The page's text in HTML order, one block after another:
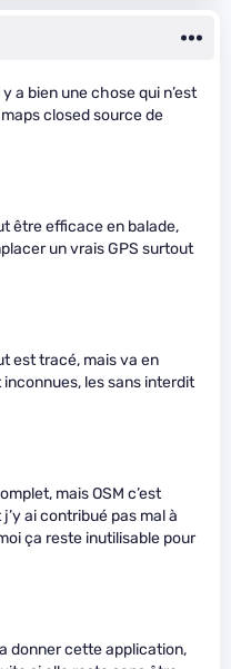
a bien une chose qui n’est
closed source de
être efficace en balade,
un vrais GPS surtout
est tracé, mais va en
les sans interdit
mais OSM c’est
ai contribué pas mal à
ça reste inutilisable pour
donner cette application,